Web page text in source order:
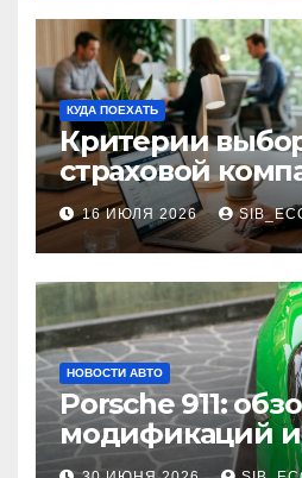
КУДА ПОЕХАТЬ
Критерии
страховой
году:
реальные
выплатах
16 ИЮЛЯ 2026
НОВОСТИ АВТО
Porsche 911:
модификаций
характеристики